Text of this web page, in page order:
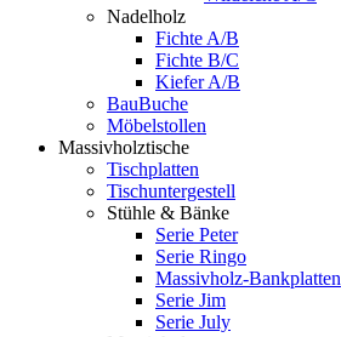
Nadelholz
Fichte A/B
Fichte B/C
Kiefer A/B
BauBuche
Möbelstollen
Massivholztische
Tischplatten
Tischuntergestell
Stühle & Bänke
Serie Peter
Serie Ringo
Massivholz-Bankplatten
Serie Jim
Serie July